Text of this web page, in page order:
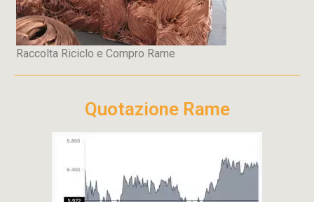
Raccolta Riciclo e Compro Rame
Quotazione Rame